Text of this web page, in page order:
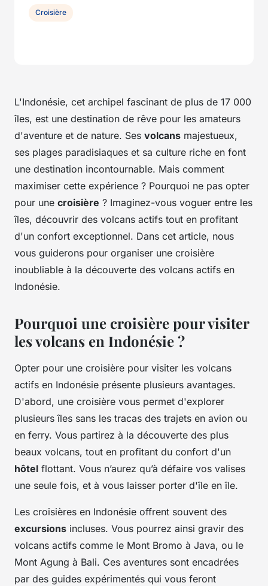
L'Indonésie, cet archipel fascinant de plus de 17 000
îles, est une destination de rêve pour les amateurs
d'aventure et de nature. Ses volcans majestueux,
ses plages paradisiaques et sa culture riche en font
une destination incontournable. Mais comment
maximiser cette expérience ? Pourquoi ne pas opter
pour une croisière ? Imaginez-vous voguer entre les
îles, découvrir des volcans actifs tout en profitant
d'un confort exceptionnel. Dans cet article, nous
vous guiderons pour organiser une croisière
inoubliable à la découverte des volcans actifs en
Indonésie.
Pourquoi une croisière pour visiter
les volcans en Indonésie ?
Opter pour une croisière pour visiter les volcans
actifs en Indonésie présente plusieurs avantages.
D'abord, une croisière vous permet d'explorer
plusieurs îles sans les tracas des trajets en avion ou
en ferry. Vous partirez à la découverte des plus
beaux volcans, tout en profitant du confort d'un
hôtel flottant. Vous n’aurez qu’à défaire vos valises
une seule fois, et à vous laisser porter d'île en île.
Les croisières en Indonésie offrent souvent des
excursions incluses. Vous pourrez ainsi gravir des
volcans actifs comme le Mont Bromo à Java, ou le
Mont Agung à Bali. Ces aventures sont encadrées
par des guides expérimentés qui vous feront
Croisière